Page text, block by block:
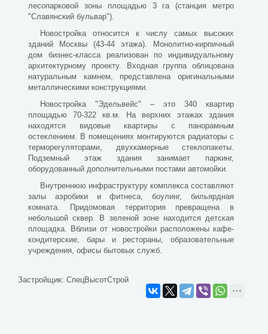
лесопарковой зоны площадью 3 га (станция метро
"Славянский бульвар").
Новостройка относится к числу самых высоких
зданий Москвы (43-44 этажа). Монолитно-кирпичный
дом бизнес-класса реализован по индивидуальному
архитектурному проекту. Входная группа облицована
натуральным камнем, представлена оригинальными
металлическими конструкциями.
Новостройка "Эдельвейс" – это 340 квартир
площадью 70-322 кв.м. На верхних этажах здания
находятся видовые квартиры с панорамным
остеклением. В помещениях монтируются радиаторы с
терморегуляторами, двухкамерные стеклопакеты.
Подземный этаж здания занимает паркинг,
оборудованный дополнительными постами автомойки.
Внутреннюю инфраструктуру комплекса составляют
залы аэробики и фитнеса, боулинг, бильярдная
комната. Придомовая территория превращена в
небольшой сквер. В зеленой зоне находится детская
площадка. Вблизи от новостройки расположены кафе-
кондитерские, бары и рестораны, образовательные
учреждения, офисы бытовых служб.
Застройщик: СпецВысотСтрой